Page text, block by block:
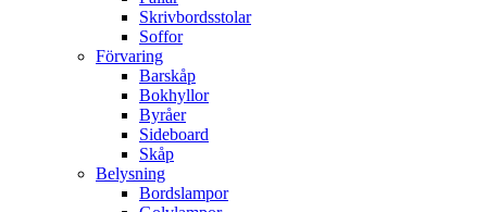
Skrivbordsstolar
Soffor
Förvaring
Barskåp
Bokhyllor
Byråer
Sideboard
Skåp
Belysning
Bordslampor